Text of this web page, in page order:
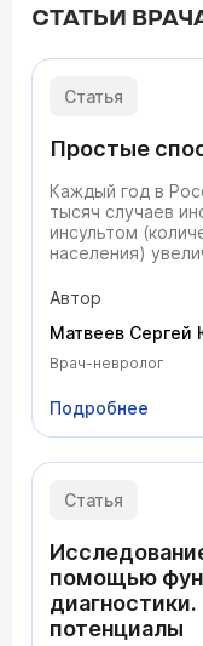
СТАТЬИ
Статья
Простые
Каждый год в
тысяч случаев
инсультом
населения)
заболевших не
после инсульта
инсульта
15% больных. В
человек,
Автор
Матвеев Сергей
Врач-невролог
Подробнее
Статья
помощью
потенциалы